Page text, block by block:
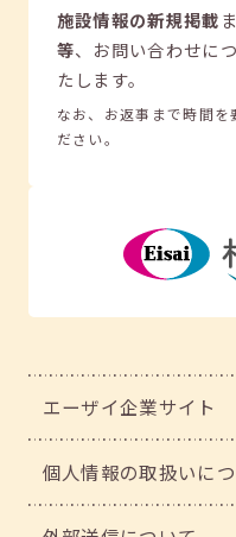
施設情報の新規掲載
等、 お問い合わせに
たします。
なお、お返事まで時間を
ださい。
エーザイ企業サイト
個人情報の取扱いに